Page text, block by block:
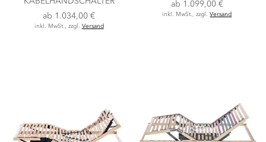
ab 1.034,00 €
inkl. MwSt., zzgl. Versand
ab 1.099,00 €
inkl. MwSt., zzgl.Versand